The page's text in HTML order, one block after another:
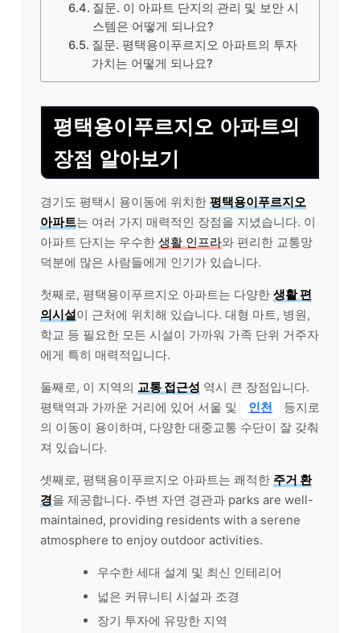
질문. 이 아파트 단지의 관리 및 보안 시
스템은 어떻게 되나요?
질문. 평택용이푸르지오 아파트의 투자
가치는 어떻게 되나요?
평택용이푸르지오 아파트의
장점 알아보기
경기도 평택시 용이동에 위치한 평택용이푸르지오
아파트는 여러 가지 매력적인 장점을 지녔습니다. 이
아파트 단지는 우수한 생활 인프라와 편리한 교통망
덕분에 많은 사람들에게 인기가 있습니다.
첫째로, 평택용이푸르지오 아파트는 다양한 생활 편
의시설이 근처에 위치해 있습니다. 대형 마트, 병원,
학교 등 필요한 모든 시설이 가까워 가족 단위 거주자
에게 특히 매력적입니다.
둘째로, 이 지역의 교통 접근성 역시 큰 장점입니다.
평택역과 가까운 거리에 있어 서울 및
인천
등지로
의 이동이 용이하며, 다양한 대중교통 수단이 잘 갖춰
져 있습니다.
셋째로, 평택용이푸르지오 아파트는 쾌적한 주거 환
경을 제공합니다. 주변 자연 경관과 parks are well-
maintained, providing residents with a serene
atmosphere to enjoy outdoor activities.
우수한 세대 설계 및 최신 인테리어
넓은 커뮤니티 시설과 조경
장기 투자에 유망한 지역